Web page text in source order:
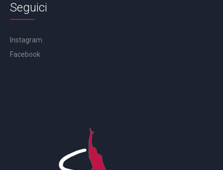
Seguici
Instagram
Facebook